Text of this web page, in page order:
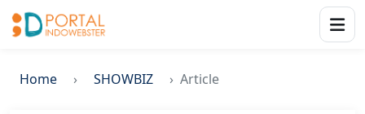
Home SHOWBIZ Article